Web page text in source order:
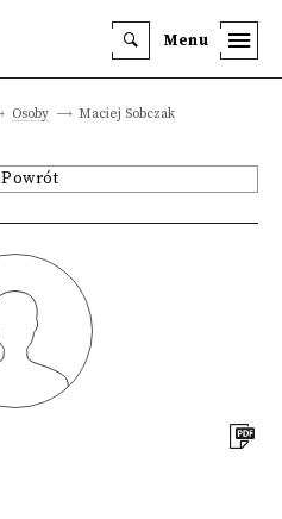
Menu
Osoby Maciej Sobczak
Powrót